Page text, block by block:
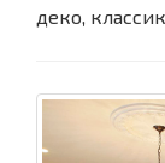
деко,